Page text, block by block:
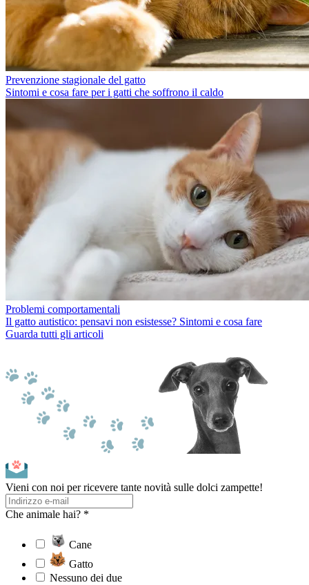
Prevenzione stagionale del gatto
Sintomi e cosa fare per i gatti che soffrono il caldo
Problemi comportamentali
Il gatto autistico: pensavi non esistesse? Sintomi e cosa fare
Guarda tutti gli articoli
Vieni con noi per ricevere tante novità sulle dolci zampette!
Che animale hai? *
Cane
Gatto
Nessuno dei due